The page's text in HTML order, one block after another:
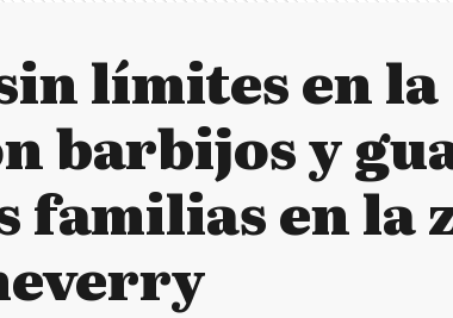
límites en la
barbijos y
familias en la